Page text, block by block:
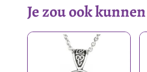
VikingJe zou ook